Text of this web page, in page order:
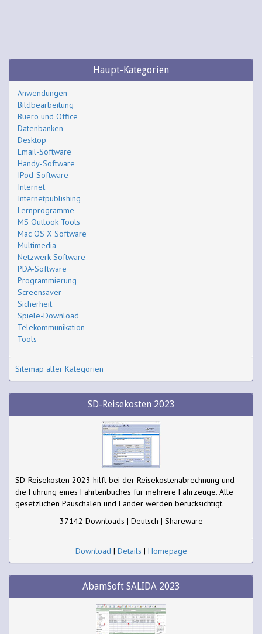
Haupt-Kategorien
Anwendungen
Bildbearbeitung
Buero und Office
Datenbanken
Desktop
Email-Software
Handy-Software
IPod-Software
Internet
Internetpublishing
Lernprogramme
MS Outlook Tools
Mac OS X Software
Multimedia
Netzwerk-Software
PDA-Software
Programmierung
Screensaver
Sicherheit
Spiele-Download
Telekommunikation
Tools
Sitemap aller Kategorien
SD-Reisekosten 2023
SD-Reisekosten 2023 hilft bei der Reisekostenabrechnung und
die Führung eines Fahrtenbuches für mehrere Fahrzeuge. Alle
gesetzlichen Pauschalen und Länder werden berücksichtigt.
37142 Downloads | Deutsch | Shareware
Download | Details | Homepage
AbamSoft SALIDA 2023